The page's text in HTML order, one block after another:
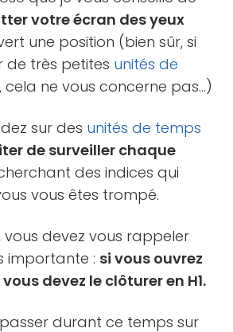
votre écran des yeux
une position (bien sûr, si
de très petites unités de
cela ne vous concerne pas…)
sur des unités de temps
de surveiller chaque
des indices qui
vous êtes trompé.
vous devez vous rappeler
importante : si vous ouvrez
devez le clôturer en H1.
durant ce temps sur